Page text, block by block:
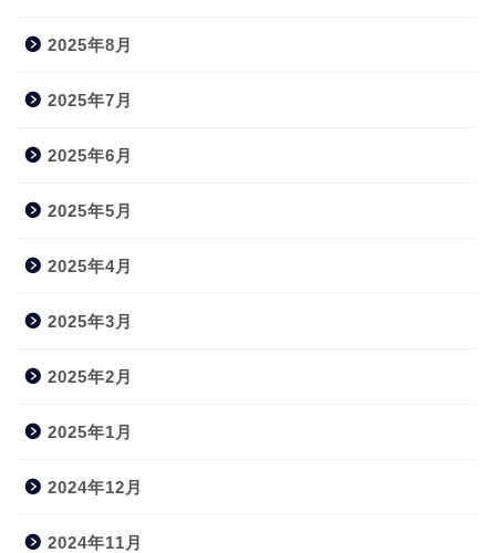
2025年8月
2025年7月
2025年6月
2025年5月
2025年4月
2025年3月
2025年2月
2025年1月
2024年12月
2024年11月